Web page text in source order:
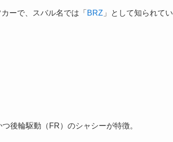
ーで、スバル名では「 BRZ 」として知られてい
後輪駆動（FR）のシャシーが特徴。